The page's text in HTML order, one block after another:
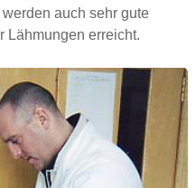
auch sehr gute
Lähmungen erreicht.